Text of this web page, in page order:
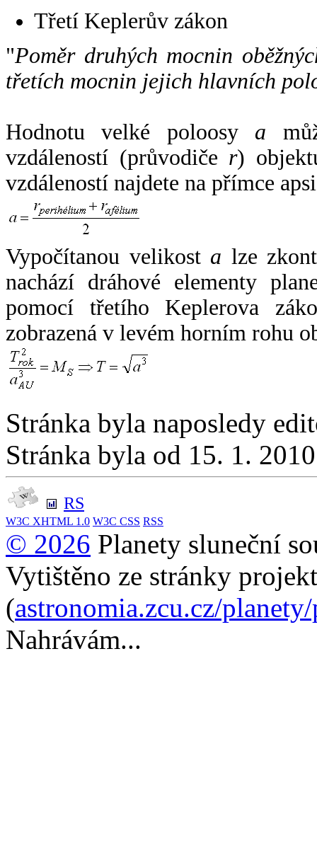
Třetí Keplerův zákon
"Poměr druhých mocnin
třetích mocnin jejich hlavních
Hodnotu velké poloosy a
vzdáleností (průvodiče r)
vzdáleností najdete na přímce
Vypočítanou velikost a lze
nachází dráhové elementy
pomocí třetího Keplerova
zobrazená v levém horním rohu
Stránka byla naposledy
Stránka byla od 15. 1.
RS
W3C XHTML 1.0 W3C CSS RSS
© 2026 Planety sluneční
Vytištěno ze stránky
(astronomia.zcu.cz/
Nahrávám...